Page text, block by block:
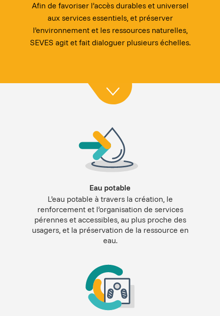
Afin de favoriser l’accès durables et universel
aux services essentiels, et préserver
l’environnement et les ressources naturelles,
SEVES agit et fait dialoguer plusieurs échelles.
Eau potable
L’eau potable à travers la création, le
renforcement et l’organisation de services
pérennes et accessibles, au plus proche des
usagers, et la préservation de la ressource en
eau.